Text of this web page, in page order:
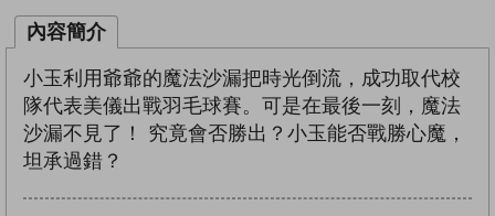
內容簡介
小玉利用爺爺的魔法沙漏把時光倒流，成功取代校
隊代表美儀出戰羽毛球賽。可是在最後一刻，魔法
沙漏不見了！ 究竟會否勝出？小玉能否戰勝心魔，
坦承過錯？